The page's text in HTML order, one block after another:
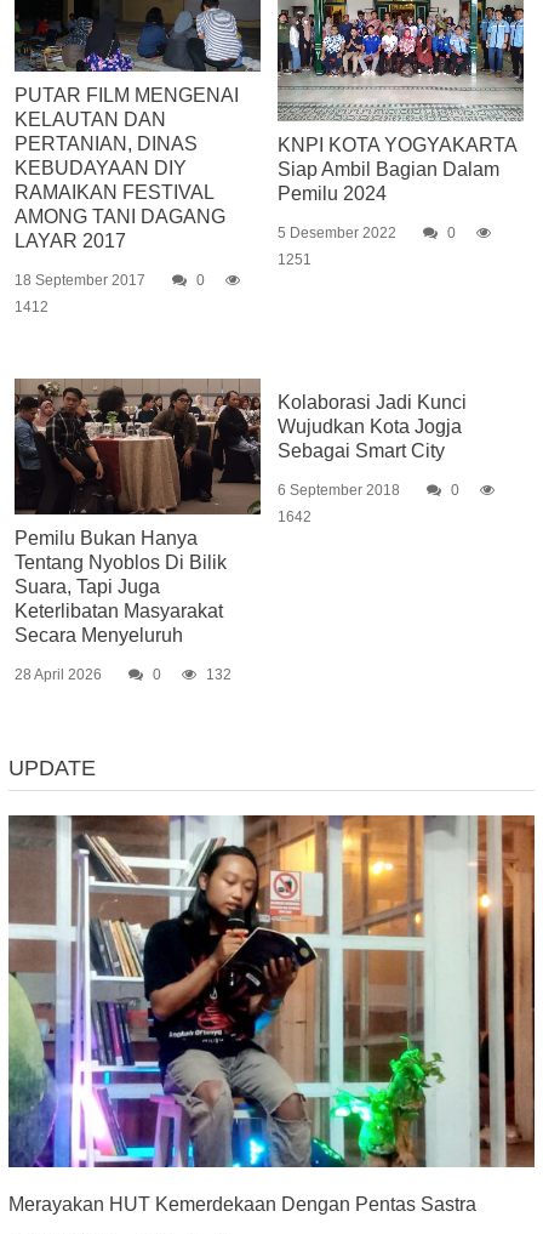
PUTAR FILM MENGENAI
KELAUTAN DAN
PERTANIAN, DINAS
KEBUDAYAAN DIY
RAMAIKAN FESTIVAL
AMONG TANI DAGANG
LAYAR 2017
18 September 2017
0
1412
KNPI KOTA YOGYAKARTA
Siap Ambil Bagian Dalam
Pemilu 2024
5 Desember 2022
0
1251
Pemilu Bukan Hanya
Tentang Nyoblos Di Bilik
Suara, Tapi Juga
Keterlibatan Masyarakat
Secara Menyeluruh
28 April 2026 0 132
Kolaborasi Jadi Kunci
Wujudkan Kota Jogja
Sebagai Smart City
6 September 2018
0
1642
UPDATE
Merayakan HUT Kemerdekaan Dengan Pentas Sastra